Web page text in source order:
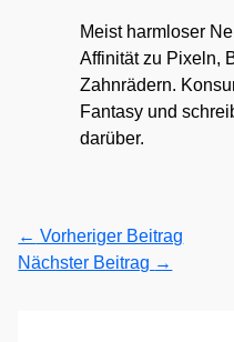
Meist harmloser
Affinität zu Pixeln,
Zahnrädern.
Fantasy und
darüber.
← Vorheriger Beitrag
Nächster Beitrag →